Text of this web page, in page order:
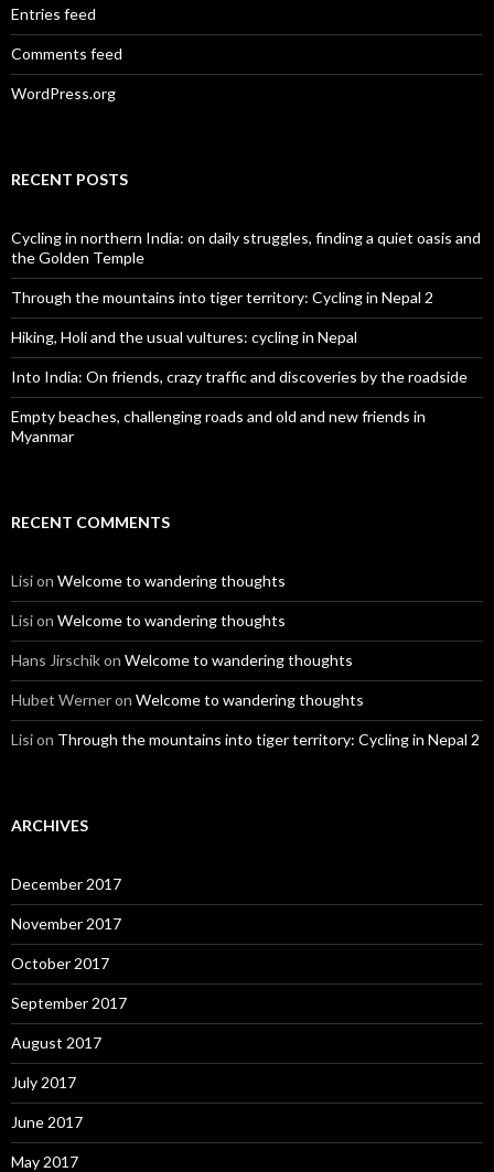
Entries feed
Comments feed
WordPress.org
RECENT POSTS
Cycling in northern India: on daily struggles, finding a quiet oasis and
the Golden Temple
Through the mountains into tiger territory: Cycling in Nepal 2
Hiking, Holi and the usual vultures: cycling in Nepal
Into India: On friends, crazy traffic and discoveries by the roadside
Empty beaches, challenging roads and old and new friends in
Myanmar
RECENT COMMENTS
Lision Welcome to wandering thoughts
Lision Welcome to wandering thoughts
Hans Jirschikon Welcome to wandering thoughts
Hubet Werneron Welcome to wandering thoughts
Lision Through the mountains into tiger territory: Cycling in Nepal 2
ARCHIVES
December 2017
November 2017
October 2017
September 2017
August 2017
July 2017
June 2017
May 2017